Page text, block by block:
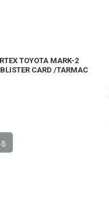
TOYOTA MARK-2
CARD /TARMAC